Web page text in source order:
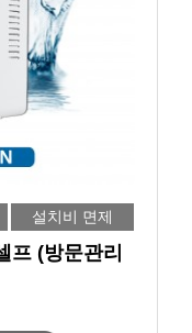
설치비 면제
프 (방문관리